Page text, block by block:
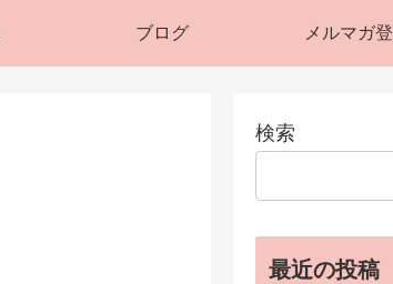
ブログ メルマガ
検索
最近の投稿